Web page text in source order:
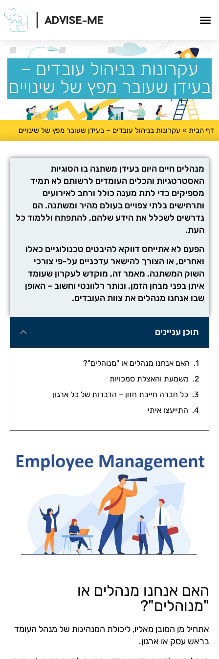
עקרונות בניהול עובדים –
בעידן שעובר מפץ של שינויים
דף הבית » עקרונות בניהול עובדים – בעידן שעובר מפץ של שינויים
מנהלים חיים היום בעידן משתנה בו הסוגיות
האסטרטגיות והכלים העומדים לרשותם לא תמיד
מספיקים כדי לתת מענה כולל ורחב לאירועים
ותרחישים בלתי צפויים בעולם מהיר ומשתנה. הם
נדרשים לשכלל את הידע שלהם, להתפתח וללמוד כל
העת.
הפעם לא אתייחס דווקא להיבטים טכנולוגיים כאלו
ואחרים, או הצורך להישאר עדכניים על-פי צורכי
השוק המשתנה. מאמר זה, מוקדש לעקרון שעומד
איתן בפני מבחן הזמן, ונותר רלוונטי וחשוב – האופן
שבו אנחנו מנהלים את צוות העובדים.
תוכן עניינים
האם אנחנו מנהלים או "מנוהלים"?
משמעת והאצלת סמכויות
כל חברה חייבת חזון – הדברות של כל ארגון
התייעצו איתי
האם אנחנו מנהלים או
"מנוהלים"?
אתחיל מן המובן מאליו, ליכולת המנהיגות של מנהל העומד
בראש עסק או ארגון.